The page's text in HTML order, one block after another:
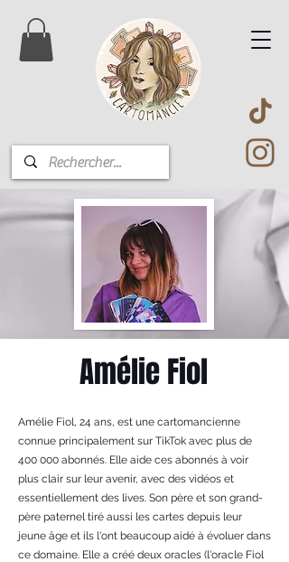
Amélie Fiol
Amélie Fiol, 24 ans, est une cartomancienne
connue principalement sur TikTok avec plus de
400 000 abonnés. Elle aide ces abonnés à voir
plus clair sur leur avenir, avec des vidéos et
essentiellement des lives. Son père et son grand-
père paternel tiré aussi les cartes depuis leur
jeune âge et ils l'ont beaucoup aidé à évoluer dans
ce domaine. Elle a créé deux oracles (l'oracle Fiol